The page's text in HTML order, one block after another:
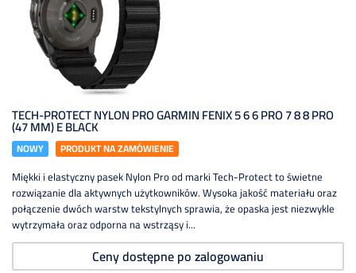
TECH-PROTECT NYLON PRO GARMIN FENIX 5 6 6 PRO 7 8 8 PRO
(47 MM) E BLACK
NOWY PRODUKT NA ZAMÓWIENIE
Miękki i elastyczny pasek Nylon Pro od marki Tech-Protect to świetne
rozwiązanie dla aktywnych użytkowników. Wysoka jakość materiału oraz
połączenie dwóch warstw tekstylnych sprawia, że opaska jest niezwykle
wytrzymała oraz odporna na wstrząsy i...
Ceny dostępne po zalogowaniu